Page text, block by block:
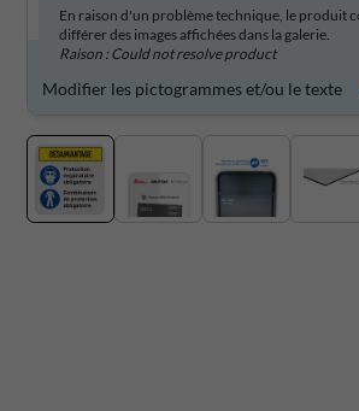
En raison d'un problème technique, le produit
différer des images affichées dans la galerie.
Raison : Could not resolve product
Produit personnalisable ?
Modifier les pictogrammes et/ou le texte